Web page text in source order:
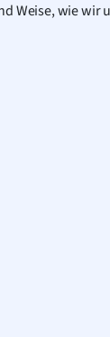
Weise, wie wir